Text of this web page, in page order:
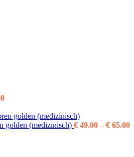
golden (medizinisch) € 49.00 – € 65.00